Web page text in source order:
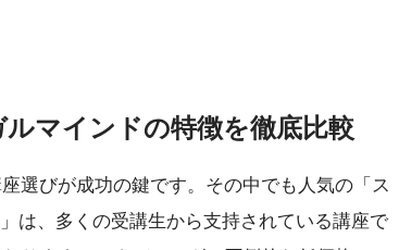
マインドの特徴を徹底比較
選びが成功の鍵です。その中でも人気の「ス
は、多くの受講生から支持されている講座で